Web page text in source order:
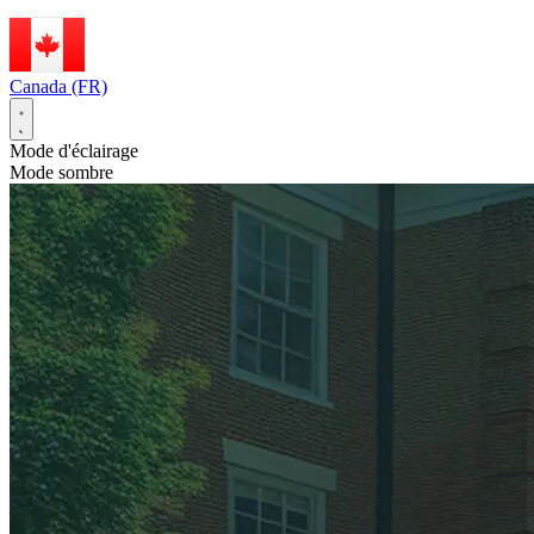
Canada (FR)
Mode d'éclairage
Mode sombre